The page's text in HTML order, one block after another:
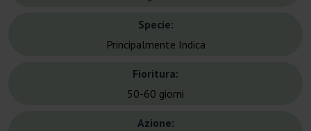
Specie:
Principalmente Indica
Fioritura:
50-60 giorni
Azione: